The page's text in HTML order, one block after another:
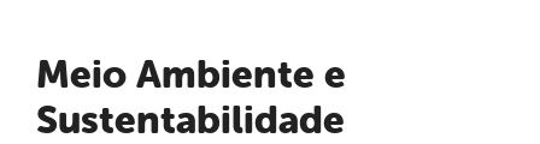
Meio Ambiente e
Sustentabilidade